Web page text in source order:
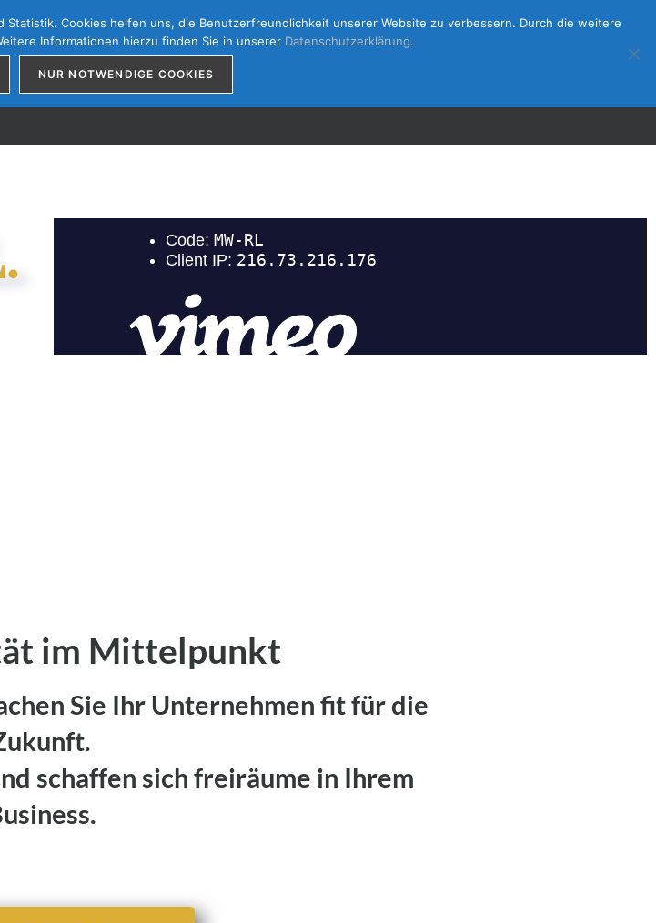
im Mittelpunkt
Sie Ihr Unternehmen fit für die
schaffen sich freiräume in Ihrem
Cookies helfen uns, die Benutzerfreundlichkeit unserer Website zu verbessern. Durch die weitere
Informationen hierzu finden Sie in unserer Datenschutzerklärung.
NUR NOTWENDIGE COOKIES